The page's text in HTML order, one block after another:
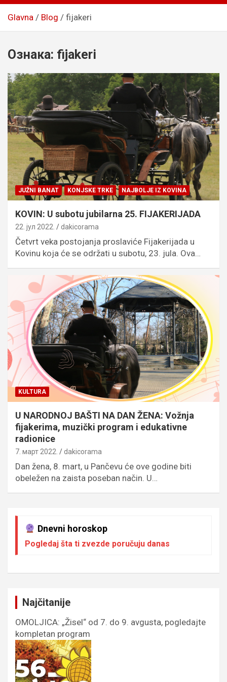
Glavna Blog fijakeri
Ознака: fijakeri
JUŽNI BANAT KONJSKE TRKE NAJBOLJE IZ KOVINA
KOVIN: U subotu jubilarna 25. FIJAKERIJADA
22. јул 2022. dakicorama
Četvrt veka postojanja proslaviće Fijakerijada u
Kovinu koja će se održati u subotu, 23. jula. Ova…
KULTURA
U NARODNOJ BAŠTI NA DAN ŽENA: Vožnja
fijakerima, muzički program i edukativne
radionice
7. март 2022. dakicorama
Dan žena, 8. mart, u Pančevu će ove godine biti
obeležen na zaista poseban način. U…
Dnevni horoskop
Pogledaj šta ti zvezde poručuju danas
Najčitanije
OMOLJICA: „Žisel“ od 7. do 9. avgusta, pogledajte
kompletan program